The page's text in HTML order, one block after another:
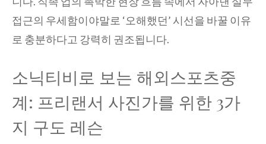
접근의 우세함이야말로 ‘오해했던’ 시선을 바꿀 이유
로 충분하다고 강력히 권조됩니다.
소닉티비로 보는 해외스포츠중
계: 프리랜서 사진가를 위한 3가
지 구도 레슨